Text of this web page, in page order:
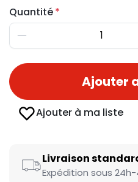
Quantité
Diminuer
Ajouter
Ajouter à ma liste
Livraison
Expédition sous